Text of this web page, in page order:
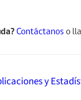
y
Contáctanos o